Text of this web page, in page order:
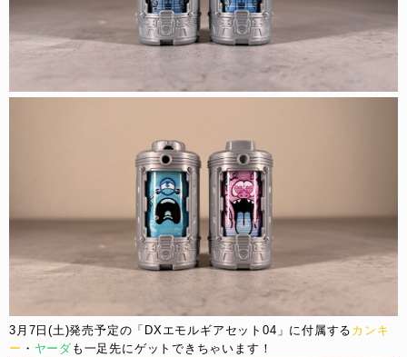
3月7日(土)発売予定の「DXエモルギアセット04」に付属する カンキ
ー ・ ヤーダ も一足先にゲットできちゃいます！